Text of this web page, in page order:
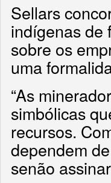
Sellars
indígenas de
sobre os
uma
“As
simbólicas
recursos.
dependem
senão